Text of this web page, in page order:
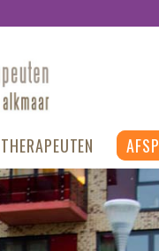
THERAPEUTEN